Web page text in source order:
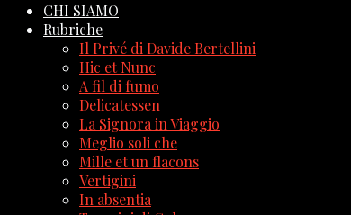
CHI SIAMO
Rubriche
Il Privé di Davide Bertellini
Hic et Nunc
A fil di fumo
Delicatessen
La Signora in Viaggio
Meglio soli che
Mille et un flacons
Vertigini
In absentia